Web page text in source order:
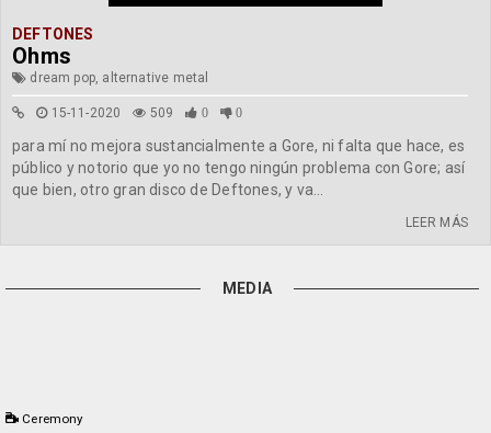
DEFTONES
Ohms
dream pop, alternative metal
15-11-2020 509 0 0
para mí no mejora sustancialmente a Gore, ni falta que hace, es
público y notorio que yo no tengo ningún problema con Gore; así
que bien, otro gran disco de Deftones, y va...
LEER MÁS
MEDIA
Ceremony